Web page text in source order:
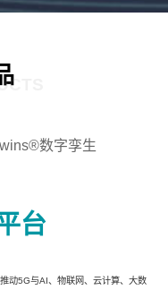
数字孪生
台
动5G与AI、物联网、云计算、大数